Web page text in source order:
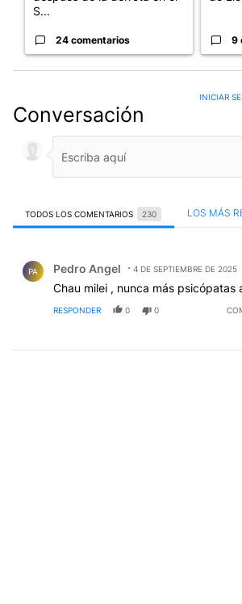
S...
24 comentarios 9
Conversación
INICIAR
TODOS LOS COMENTARIOS 230 LOS MÁS
PA Pedro Angel 4 DE SEPTIEMBRE DE 2025
Chau milei , nunca más psicópatas
RESPONDER 0 0